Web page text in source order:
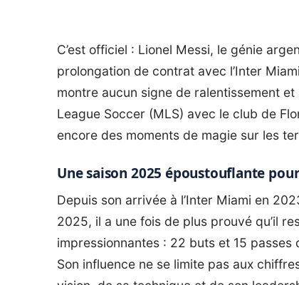
C’est officiel : Lionel Messi, le génie
prolongation de contrat avec l’Inter
montre aucun signe de ralentissement
League Soccer (MLS) avec le club de
encore des moments de magie sur les
Une saison 2025 époustouflante
Depuis son arrivée à l’Inter Miami en
2025, il a une fois de plus prouvé qu’il
impressionnantes : 22 buts et 15
Son influence ne se limite pas aux